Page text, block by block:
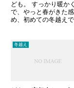
ども。 すっかり暖か
で、やっと春がきた
め、初めての冬越え
冬越え